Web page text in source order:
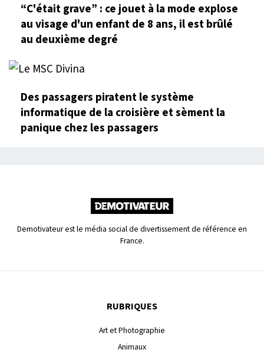
“C'était grave” : ce jouet à la mode explose
au visage d'un enfant de 8 ans, il est brûlé
au deuxième degré
Des passagers piratent le système
informatique de la croisière et sèment la
panique chez les passagers
Demotivateur est le média social de divertissement de référence en
France.
RUBRIQUES
Art et Photographie
Animaux